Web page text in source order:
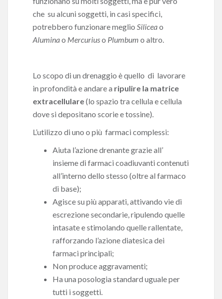
che su alcuni soggetti, in casi specifici,
potrebbero funzionare meglio Siliceao
Aluminao Mercuriuso Plumbum o altro.
Lo scopo di un drenaggio è quello di lavorare
in profondità e andare a ripulire la matrice
extracellulare(lo spazio tra cellula e cellula
dove si depositano scorie e tossine).
L’utilizzo di uno o più farmaci complessi:
Aiuta l’azione drenante grazie all’
insieme di farmaci coadiuvanti contenuti
all’interno dello stesso (oltre al farmaco
di base);
Agisce su più apparati, attivando vie di
escrezione secondarie, ripulendo quelle
intasate e stimolando quelle rallentate,
rafforzando l’azione diatesica dei
farmaci principali;
Non produce aggravamenti;
Ha una posologia standard uguale per
tutti i soggetti.